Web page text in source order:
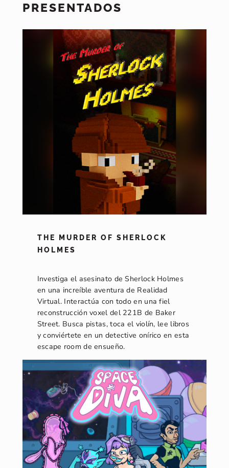
PRESENTADOS
THE MURDER OF SHERLOCK
HOLMES
Investiga el asesinato de Sherlock Holmes
en una increíble aventura de Realidad
Virtual. Interactúa con todo en una fiel
reconstrucción voxel del 221B de Baker
Street. Busca pistas, toca el violín, lee libros
y conviértete en un detective onírico en esta
escape room de ensueño.